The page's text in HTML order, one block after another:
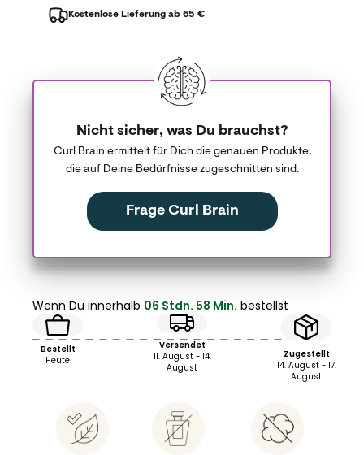
Kostenlose Lieferung ab 65 €
Nicht sicher, was Du brauchst?
Curl Brain ermittelt für Dich die genauen Produkte,
die auf Deine Bedürfnisse zugeschnitten sind.
Frage Curl Brain
Wenn Du innerhalb 06 Stdn. 58 Min. bestellst
Bestellt
Heute
Versendet
11. August - 14.
August
Zugestellt
14. August - 17.
August